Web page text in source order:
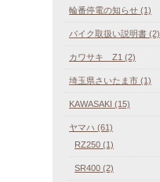
輪番停電の知らせ (1)
バイク取扱い説明書 (2)
カワサキ Z1 (2)
埼玉県さいたま市 (1)
KAWASAKI (15)
ヤマハ (61)
RZ250 (1)
SR400 (2)